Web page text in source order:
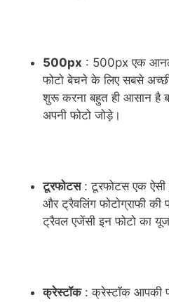
500px : 500px एक
फोटो बेचने के लिए सबसे
शुरू करना बहुत ही आसान है
अपनी फोटो जोड़े।
टूरफोटस: टूरफोटस एक ऐसी
और ट्रैवलिंग फोटोग्राफी
ट्रैवल एजेंसी इन फोटो का
क्रेस्टॉक: क्रेस्टॉक आपकी